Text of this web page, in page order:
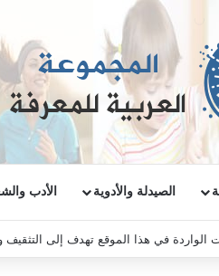
الصيدلة والأدوية الأدب
الواردة في هذا الموقع تهدف إلى